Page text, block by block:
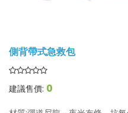
側背帶式急救包
建議售價: 0